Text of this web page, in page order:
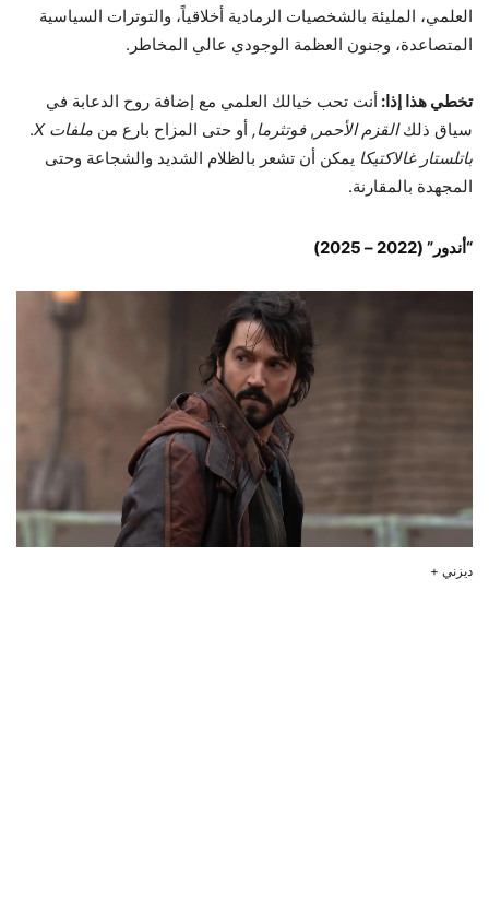
العلمي، المليئة بالشخصيات الرمادية أخلاقياً، والتوترات السياسية
المتصاعدة، وجنون العظمة الوجودي عالي المخاطر.
تخطي هذا إذا: أنت تحب خيالك العلمي مع إضافة روح الدعابة في
سياق ذلكالقزم الأحمر ,فوتثرما, أو حتى المزاح بارع من ملفات X
.
باتلستار غالاكتيكا يمكن أن تشعر بالظلام الشديد والشجاعة وحتى
المجهدة بالمقارنة.
“أندور” (2022 – 2025)
ديزني +